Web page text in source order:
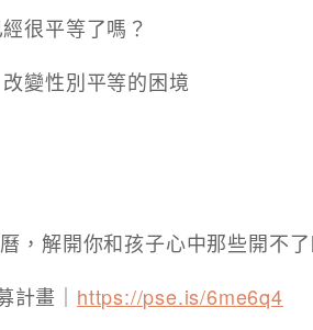
很平等了嗎？
變性別平等的困境
，解開你和孩子心中那些開不
計畫｜ https://pse.is/6me6q4